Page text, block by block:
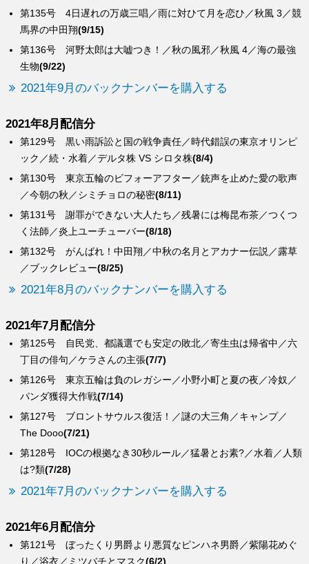
第136号 河野太郎は大嘘つき！／秋の風邪／秋風 4／海の最強
生物(9/22)
第135号 4日遅れの万歳三唱／雨に対ひて月を恋ひ／秋風 3／競
馬界の中田翔(9/15)
2021年9月のバックナンバーを購入する
2021年8月配信分
第132号 がんばれ！中田翔／中秋の名月とアカナー伝説／露草
／ブックレビュー(8/25)
第131号 謝罪ができない大人たち／残暑には梅昆布茶／つくつ
く法師／炎上ユーチューバー(8/18)
第130号 東京五輪のビフォーアフター／銃声を止めた愛の歌声
／今朝の秋／シミチョロの秘密(8/11)
第129号 黒い雨訴訟と国の戦争責任／時代錯誤の東京オリンピ
ック／続・水着／デルタ株 VS シロタ株(8/4)
2021年8月のバックナンバーを購入する
2021年7月配信分
第128号 IOCの根拠なき30秒ルール／猛暑とお素?／水着／人類
は?類(7/28)
第127号 ブロントサウルス復活！／謎の大三角／キャンプ／
The Dooo(7/21)
第126号 東京五輪は負のレガシー／小野小町と夏の夜／冷奴／
パンダ獲得大作戦(7/14)
第125号 自民党、都議選でも安定の敗北／寄生虫は帰省中／六
丁目の俳句／ケラさんの主張(7/7)
2021年7月のバックナンバーを購入する
2021年6月配信分
第121号 ぼったくり男爵より悪質なピンハネ男爵／紫陽花めぐ
り／浴衣／ミツバチとマスク(6/2)